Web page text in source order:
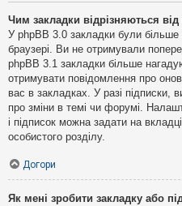
Чим закладки відрізняються від
У phpBB 3.0 закладки були
браузері. Ви не отримували
phpBB 3.1 закладки більше
отримувати повідомлення про
вас в закладках. У разі підписки,
про зміни в темі чи форумі.
і підписок можна задати на
особистого розділу.
Догори
Як мені зробити закладку або